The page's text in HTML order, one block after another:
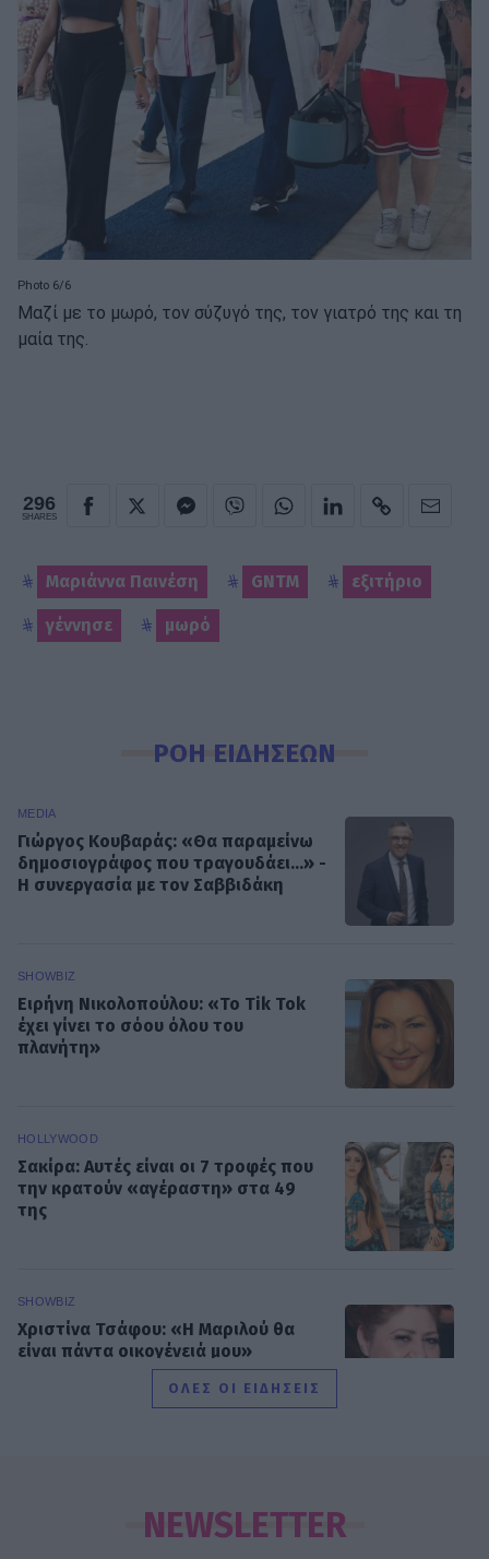
Photo 6/6
Μαζί με το μωρό, τον σύζυγό της, τον γιατρό της και τη
μαία της.
296
SHARES
Μαριάννα Παινέση GNTM εξιτήριο
γέννησε μωρό
ΡΟΗ ΕΙΔΗΣΕΩΝ
MEDIA
Γιώργος Κουβαράς: «Θα παραμείνω
δημοσιογράφος που τραγουδάει...» -
Η συνεργασία με τον Σαββιδάκη
SHOWBIZ
Ειρήνη Νικολοπούλου: «Το Tik Tok
έχει γίνει το σόου όλου του
πλανήτη»
HOLLYWOOD
Σακίρα: Αυτές είναι οι 7 τροφές που
την κρατούν «αγέραστη» στα 49
της
SHOWBIZ
Χριστίνα Τσάφου: «Η Μαριλού θα
είναι πάντα οικογένειά μου»
τραγούδι το έγραψα όταν πήγαινα Ε’
ΟΛΕΣ ΟΙ ΕΙΔΗΣΕΙΣ
NEWSLETTER